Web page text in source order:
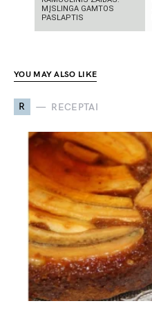
MĮSLINGA GAMTOS
PASLAPTIS
YOU MAY ALSO LIKE
R RECEPTAI